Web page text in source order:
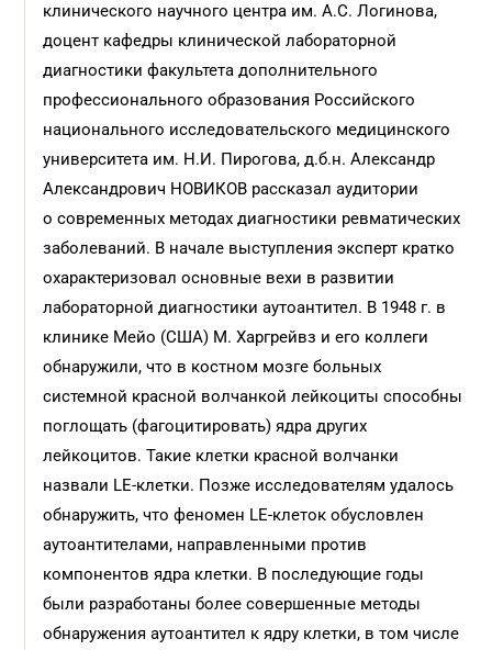
клинического научного центра им. А.С. Логинова,
доцент кафедры клинической лабораторной
диагностики факультета дополнительного
профессионального образования Российского
национального исследовательского медицинского
университета им. Н.И. Пирогова, д.б.н. Александр
Александрович НОВИКОВ рассказал аудитории
о современных методах диагностики ревматических
заболеваний. В начале выступления эксперт кратко
охарактеризовал основные вехи в развитии
лабораторной диагностики аутоантител. В 1948 г. в
клинике Мейо (США) М. Харгрейвз и его коллеги
обнаружили, что в костном мозге больных
системной красной волчанкой лейкоциты способны
поглощать (фагоцитировать) ядра других
лейкоцитов. Такие клетки красной волчанки
назвали LE-клетки. Позже исследователям удалось
обнаружить, что феномен LE-клеток обусловлен
аутоантителами, направленными против
компонентов ядра клетки. В последующие годы
были разработаны более совершенные методы
обнаружения аутоантител к ядру клетки, в том числе